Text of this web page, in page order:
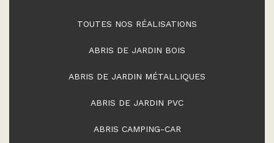
TOUTES NOS RÉALISATIONS
ABRIS DE JARDIN BOIS
ABRIS DE JARDIN MÉTALLIQUES
ABRIS DE JARDIN PVC
ABRIS CAMPING-CAR